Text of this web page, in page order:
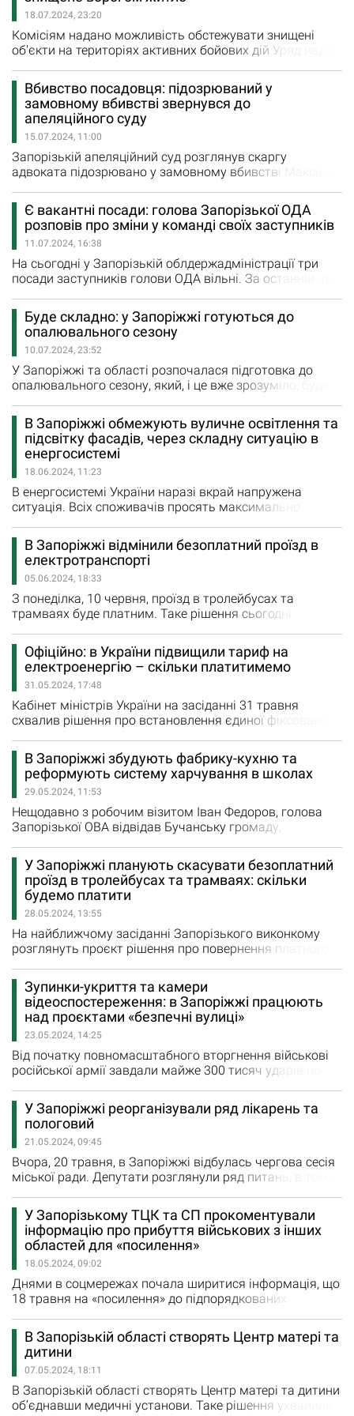
затвердженої міської Програми всебічного розвитку та
функціонування…
18.07.2024, 23:20
Комісіям надано можливість обстежувати знищені
об'єкти на територіях активних бойових дій Уряд надав
споруд на територіях, де ведуться активні бойові дії, з
урахуванням безпекової ситуації. Відповідні зміни
внесено до Порядку виконання невідкладних робіт
щодо ліквідації наслідків збройної агресії Російської…
Вбивство посадовця: підозрюваний у
замовному вбивстві звернувся до
апеляційного суду
15.07.2024, 11:00
Запорізькій апеляційний суд розглянув скаргу
адвоката підозрювано у замовному вбивстві Максима
червня Орджонікідзевський районний суд Запоріжжя
обрав затриманому підозрюваному у замовному
вбивстві запобіжний захід у вигляді тримання під
вартою без права внесення застави. В апеляційній
скарзі адвокат підозрюваного посилався…
Є вакантні посади: голова Запорізької ОДА
розповів про зміни у команді своїх заступників
11.07.2024, 16:38
На сьогодні у Запорізькій облдержадміністрації три
посади заступників голови ОДА вільні. За останній час
зміни. З посади пішла заступниця голови Наталія
Будяк, яка курувала питання охорони здоров'я на цій
посаді з 1 травня. А 1 липня до роботи приступив
заступник голови Запорізької обласної державної
адміністрації…
Буде складно: у Запоріжжі готуються до
опалювального сезону
10.07.2024, 23:52
У Запоріжжі та області розпочалася підготовка до
опалювального сезону, який, і це вже зрозуміло, буде
енергетиці. Обласна, міська влада та громади
працюють над забезпеченням безперебійного
електро-, водо- та теплопостачання. Як планується
вирішувати проблеми — про це голова ЗОДА Іван
Федоров розповів представникам…
В Запоріжжі обмежують вуличне освітлення та
підсвітку фасадів, через складну ситуацію в
енергосистемі
18.06.2024, 11:23
В енергосистемі України наразі вкрай напружена
ситуація. Всіх споживачів просять максимально
попередніми даними, жорсткі графіки відключення
триватимуть до кінця липня. Тож, з метою
заощадливого користування електроенергією в
Запоріжжі ввели низку обмежень. «Відсьогодні у
Запоріжжі запроваджуємо ощадливий режим…
В Запоріжжі відмінили безоплатний проїзд в
електротранспорті
05.06.2024, 18:33
З понеділка, 10 червня, проїзд в тролейбусах та
трамваях буде платним. Таке рішення сьогодні
засіданні. Вартість квітка в одну сторону в
електротранспорті коштуватиме 10 гривень. Також
депутати ухвалили рішення про зниження вартість
проїзду в комунальних автобусах. З понеділка він
коштуватиме 10 грн замість 12.…
Офіційно: в України підвищили тариф на
електроенергію – скільки платитимемо
31.05.2024, 17:48
Кабінет міністрів України на засіданні 31 травня
схвалив рішення про встановлення єдиної фіксованої
споживачів на рівні 4,32 грн/кВт*год. Цей тариф
діятиме з 1 червня цього року і до 30 квітня 2025 року.
При цьому «нічний тариф» (при встановленому
відповідному двозонному лічильнику) складатиме 2,16
грн за…
В Запоріжжі збудують фабрику-кухню та
реформують систему харчування в школах
29.05.2024, 11:53
Нещодавно з робочим візитом Іван Федоров, голова
Запорізької ОВА відвідав Бучанську громаду,
Зеленською та керівником команди реформи
шкільного харчування Орестом Степаняком. За
ініціативи першої леді та при фінансуванні
американського бізнесмена Говард Баффет в Бучі
збудували фабрику-кухню «ГотуЇмо». Особливість…
У Запоріжжі планують скасувати безоплатний
проїзд в тролейбусах та трамваях: скільки
будемо платити
28.05.2024, 13:55
На найближчому засіданні Запорізького виконкому
розглянуть проєкт рішення про повернення платного
про скасування платного проїзду в трамваях та
тролейбусах було прийнято 24 лютого 2022 року.
Рішення про повернення платного проїзду пов’язано з
тим, що наразі вичерпані всі ресурси міської ради та
КП «Запоріжелектротранс»…
Зупинки-укриття та камери
відеоспостереження: в Запоріжжі працюють
над проєктами «безпечні вулиці»
23.05.2024, 14:25
Від початку повномасштабного вторгнення військові
російської армії завдали майже 300 тисяч ударів по
понад два роки війни тривав сумарно понад 5 місяців.
Наразі в Запоріжжі та області втілюють в життя
безпекові проєкти. Один з них – безпечні вулиці. Як
повідомив Іван Федоров, голова Запорізької…
У Запоріжжі реорганізували ряд лікарень та
пологовий
21.05.2024, 09:45
Вчора, 20 травня, в Запоріжжі відбулась чергова сесія
міської ради. Депутати розглянули ряд питань, в тому
ході сесії було прийнято рішення про приєднання до
міської лікарні екстреної та швидкої медичної
допомоги відразу трьох медичних закладів: лікарні №6
та 10, а також пологовий будинок№3. Крім того, було
прийнято…
У Запорізькому ТЦК та СП прокоментували
інформацію про прибуття військових з інших
областей для «посилення»
18.05.2024, 09:02
Днями в соцмережах почала ширитися інформація, що
18 травня на «посилення» до підпорядкованих
ТЦК та СП мають прибути військовослужбовці з ТЦК
інших областей України. «Офіційно повідомляємо – це
фейк. Джерело – російські пропагандистськи ресурси,
які намагаються розігнати чергову брехню в…
В Запорізькій області створять Центр матері та
дитини
07.05.2024, 18:11
В Запорізькій області створять Центр матері та дитини
об’єднавши медичні установи. Таке рішення ухвалила